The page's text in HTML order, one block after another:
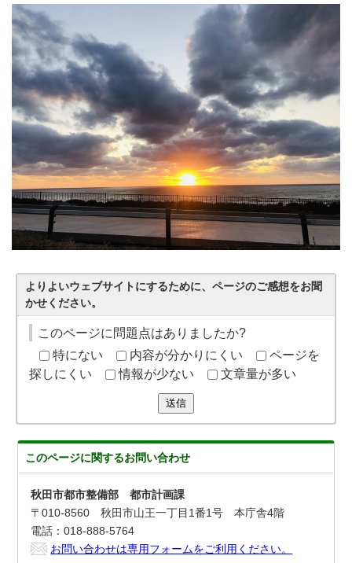
よりよいウェブサイトにするために、ページのご感想をお聞
かせください。
このページに問題点はありましたか?
特にない
内容が分かりにくい
ページを
探しにくい
情報が少ない 文章量が多い
送信
このページに関するお問い合わせ
秋田市都市整備部 都市計画課
〒010-8560 秋田市山王一丁目1番1号 本庁舎4階
電話：018-888-5764
お問い合わせは専用フォームをご利用ください。